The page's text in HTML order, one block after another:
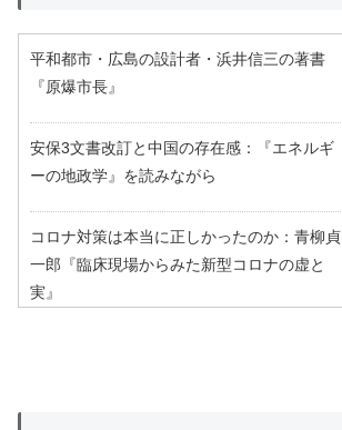
平和都市・広島の設計者・浜井信三の著書
『原爆市長』
安保3文書改訂と中国の存在感：『エネルギ
ーの地政学』を読みながら
コロナ対策は本当に正しかったのか：青柳貞
一郎『臨床現場からみた新型コロナの虚と
実』